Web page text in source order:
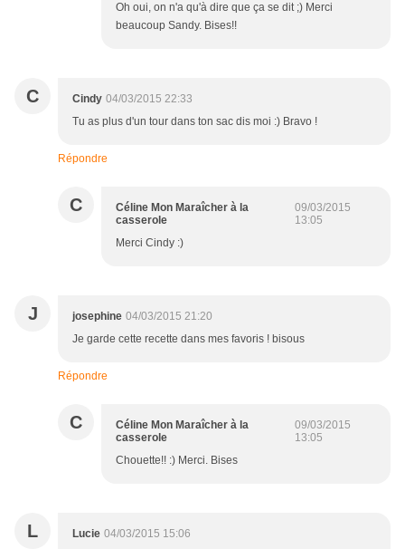
Oh oui, on n'a qu'à dire que ça se dit ;) Merci
beaucoup Sandy. Bises!!
C Cindy 04/03/2015 22:33
Tu as plus d'un tour dans ton sac dis moi :) Bravo !
Répondre
C
Céline Mon Maraîcher à la
casserole
09/03/2015
13:05
Merci Cindy :)
J josephine 04/03/2015 21:20
Je garde cette recette dans mes favoris ! bisous
Répondre
C
Céline Mon Maraîcher à la
casserole
09/03/2015
13:05
Chouette!! :) Merci. Bises
L Lucie 04/03/2015 15:06